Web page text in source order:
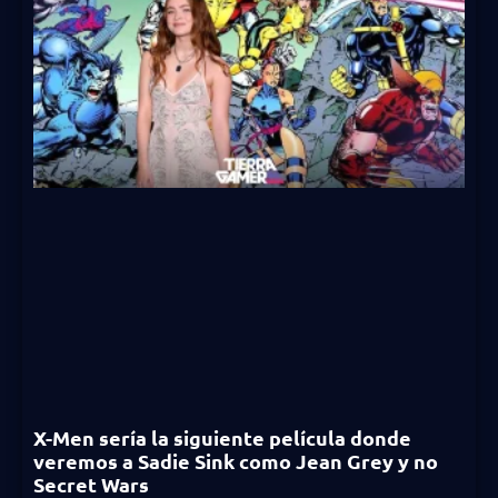
X-Men sería la siguiente película donde
veremos a Sadie Sink como Jean Grey y no
Secret Wars